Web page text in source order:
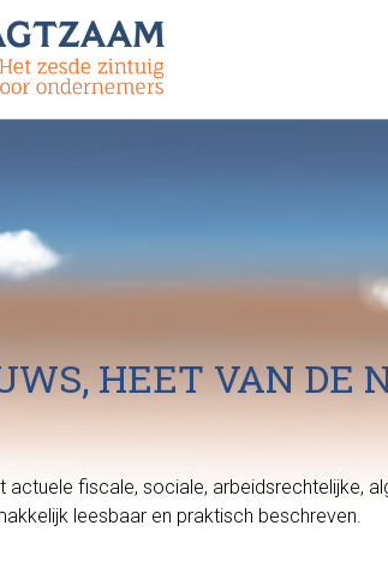
HEET VAN DE
actuele fiscale, sociale, arbeidsrechtelijke,
leesbaar en praktisch beschreven.